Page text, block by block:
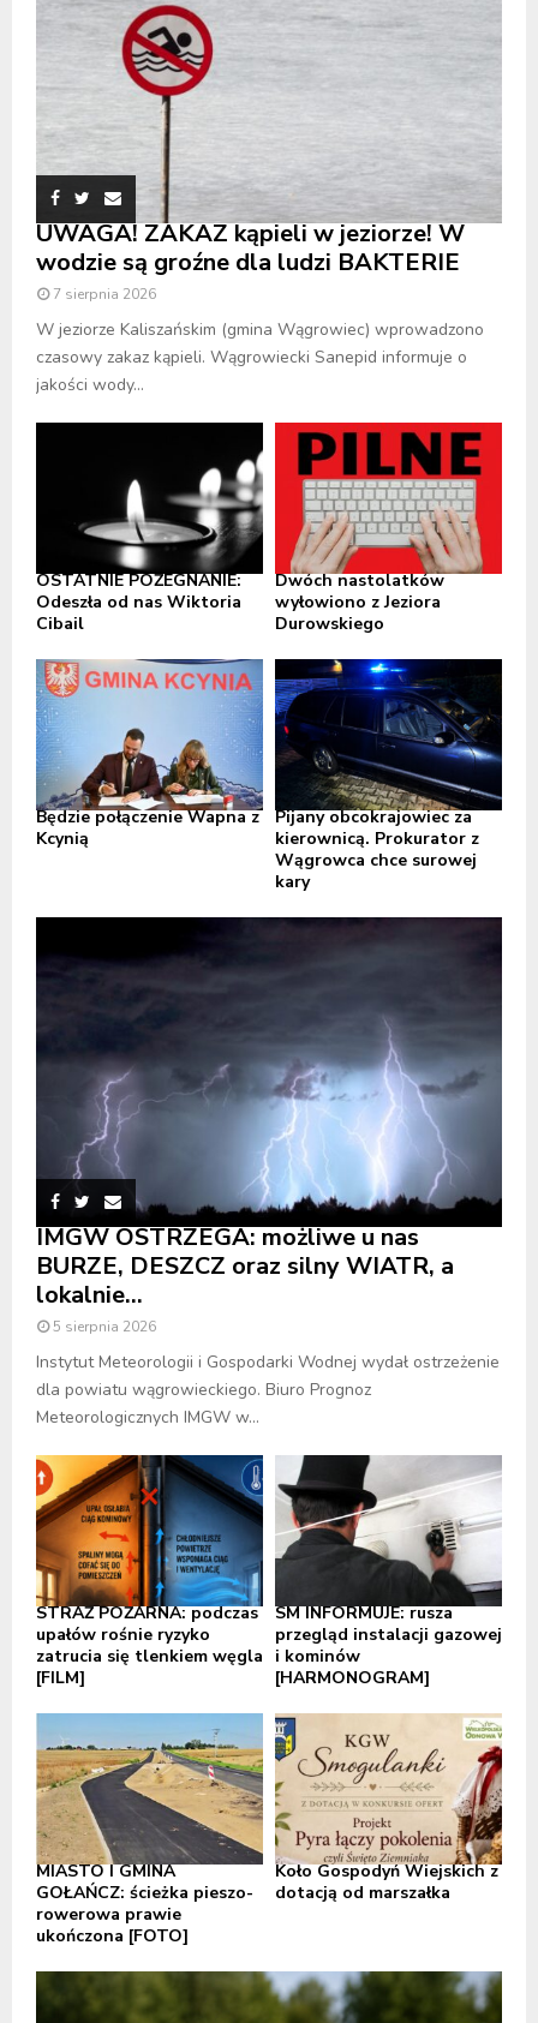
UWAGA! ZAKAZ kąpieli w jeziorze! W
wodzie są groźne dla ludzi BAKTERIE
7 sierpnia 2026
W jeziorze Kaliszańskim (gmina Wągrowiec) wprowadzono
czasowy zakaz kąpieli. Wągrowiecki Sanepid informuje o
jakości wody...
OSTATNIE POŻEGNANIE:
Odeszła od nas Wiktoria
Cibail
Dwóch nastolatków
wyłowiono z Jeziora
Durowskiego
Będzie połączenie Wapna z
Kcynią
Pijany obcokrajowiec za
kierownicą. Prokurator z
Wągrowca chce surowej
kary
IMGW OSTRZEGA: możliwe u nas
BURZE, DESZCZ oraz silny WIATR, a
lokalnie...
5 sierpnia 2026
Instytut Meteorologii i Gospodarki Wodnej wydał ostrzeżenie
dla powiatu wągrowieckiego. Biuro Prognoz
Meteorologicznych IMGW w...
STRAŻ POŻARNA: podczas
upałów rośnie ryzyko
zatrucia się tlenkiem węgla
[FILM]
SM INFORMUJE: rusza
przegląd instalacji gazowej
i kominów
[HARMONOGRAM]
MIASTO I GMINA
GOŁAŃCZ: ścieżka pieszo-
rowerowa prawie
ukończona [FOTO]
Koło Gospodyń Wiejskich z
dotacją od marszałka